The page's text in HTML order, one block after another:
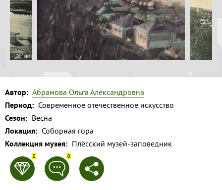
Автор: Абрамова Ольга Александровна
Период: Современное отечественное искусство
Сезон: Весна
Локация: Соборная гора
Коллекция музея: Плёсский музей-заповедник
0 0
Лето
Осень
Коллекция
музея
Музей
Сбросить